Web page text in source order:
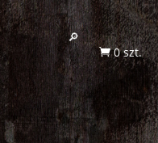
 0 szt.